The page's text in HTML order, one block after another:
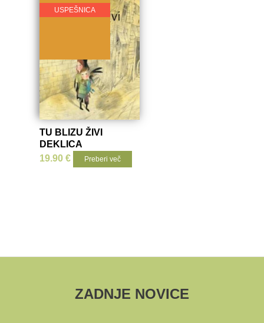
USPEŠNICA
TU BLIZU ŽIVI
DEKLICA
19.90€ Preberi več
ZADNJE NOVICE